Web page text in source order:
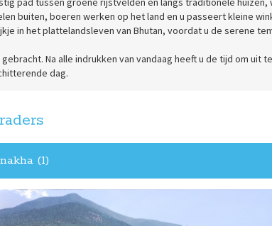
buiten, boeren werken op het land en u passeert kleine
in het plattelandsleven van Bhutan, voordat u de serene
Na alle indrukken van vandaag heeft u de tijd om uit
dag.
(1)